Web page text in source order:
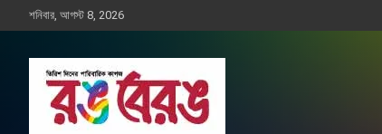
to
শনিবার, আগস্ট 8, 2026